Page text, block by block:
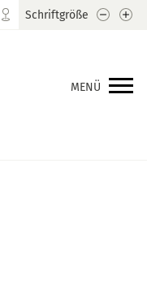
MENÜ
Schriftgröße Schrift